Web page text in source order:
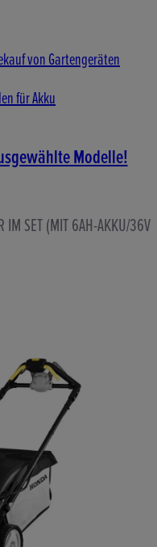
von Gartengeräten
für Akku
Modelle!
IM SET (MIT 6AH-AKKU/36V